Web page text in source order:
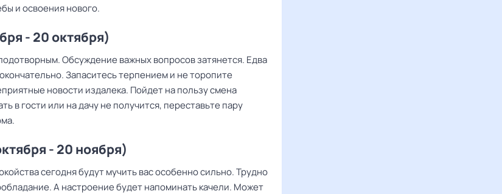
и освоения нового.
- 20 октября)
Обсуждение важных вопросов затянется. Едва
Запаситесь терпением и не торопите
новости издалека. Пойдет на пользу смена
в гости или на дачу не получится, переставьте пару
- 20 ноября)
сегодня будут мучить вас особенно сильно. Трудно
А настроение будет напоминать качели. Может